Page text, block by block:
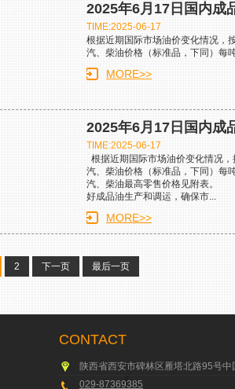
2025年6月17日国内成
TIME:2025-06-17
根据近期国际市场油价变化情况，
汽、柴油价格（标准品，下同）每
MORE>>
2025年6月17日国内成
TIME:2025-06-17
根据近期国际市场油价变化情况
汽、柴油价格（标准品，下同）每
汽、柴油最高零售价格见附表。
好成品油生产和调运，确保市...
MORE>>
2 下一页 最后一页
CONTACT
陕西省西安市碑林区雁塔北路95号中
029-87369385